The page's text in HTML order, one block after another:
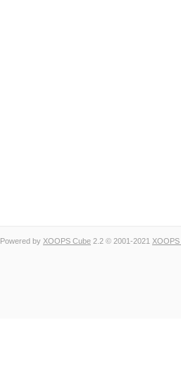
Powered by XOOPS Cube 2.2 © 2001-2021